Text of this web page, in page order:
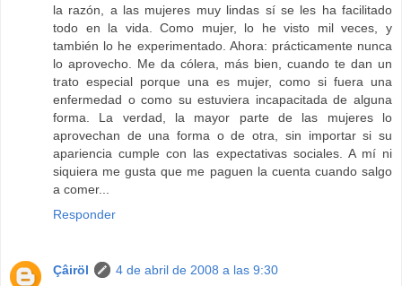
la razón, a las mujeres muy lindas sí se les ha facilitado
todo en la vida. Como mujer, lo he visto mil veces, y
también lo he experimentado. Ahora: prácticamente nunca
lo aprovecho. Me da cólera, más bien, cuando te dan un
trato especial porque una es mujer, como si fuera una
enfermedad o como su estuviera incapacitada de alguna
forma. La verdad, la mayor parte de las mujeres lo
aprovechan de una forma o de otra, sin importar si su
apariencia cumple con las expectativas sociales. A mí ni
siquiera me gusta que me paguen la cuenta cuando salgo
a comer...
Responder
Çâiröl
4 de abril de 2008 a las 9:30